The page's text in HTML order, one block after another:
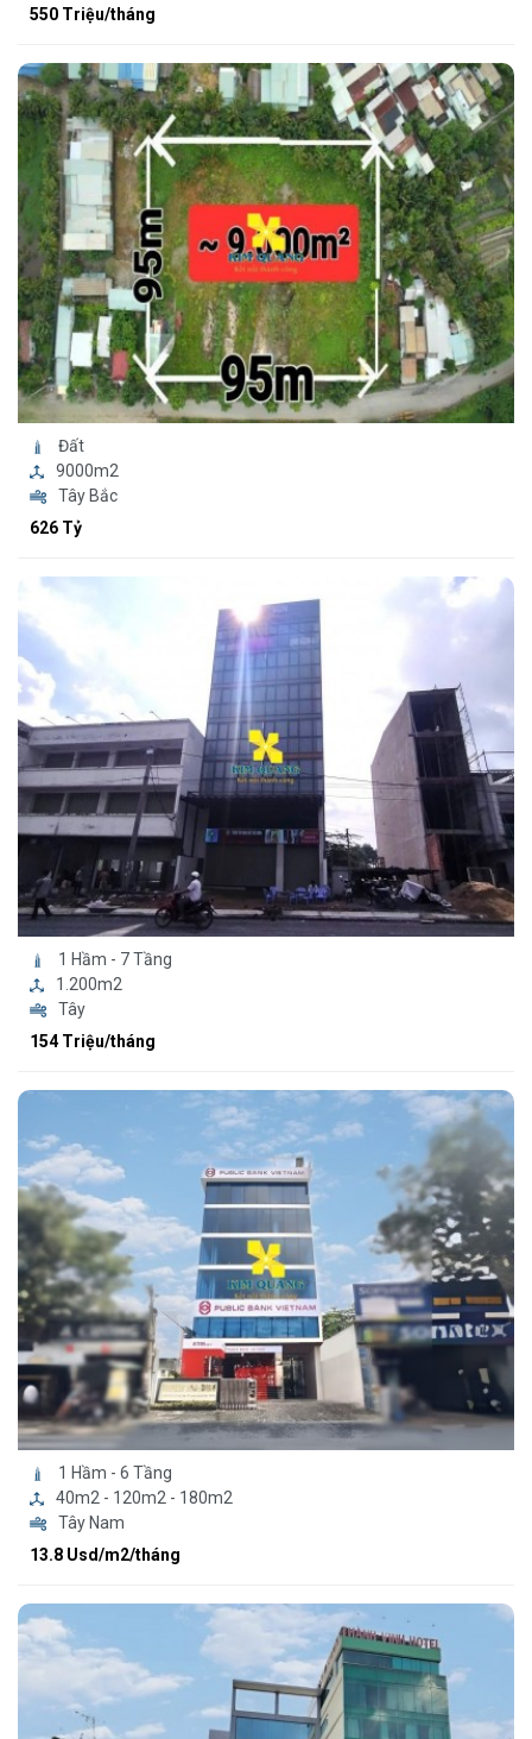
550 Triệu/tháng
Đất
9000m2
Tây Bắc
626 Tỷ
1 Hầm - 7 Tầng
1.200m2
Tây
154 Triệu/tháng
1 Hầm - 6 Tầng
40m2 - 120m2 - 180m2
Tây Nam
13.8 Usd/m2/tháng